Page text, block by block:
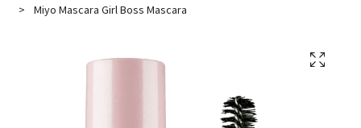
Miyo Mascara Girl Boss Mascara